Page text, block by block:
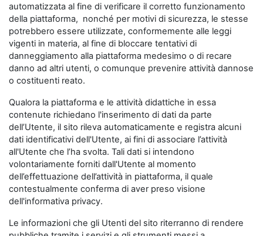
automatizzata al fine di verificare il corretto funzionamento
della piattaforma, nonché per motivi di sicurezza, le stesse
potrebbero essere utilizzate, conformemente alle leggi
vigenti in materia, al fine di bloccare tentativi di
danneggiamento alla piattaforma medesimo o di recare
danno ad altri utenti, o comunque prevenire attività dannose
o costituenti reato.
Qualora la piattaforma e le attività didattiche in essa
contenute richiedano l'inserimento di dati da parte
dell’Utente, il sito rileva automaticamente e registra alcuni
dati identificativi dell'Utente, ai fini di associare l’attività
all'Utente che l’ha svolta. Tali dati si intendono
volontariamente forniti dall'Utente al momento
dell’effettuazione dell’attività in piattaforma, il quale
contestualmente conferma di aver preso visione
dell'informativa privacy.
Le informazioni che gli Utenti del sito riterranno di rendere